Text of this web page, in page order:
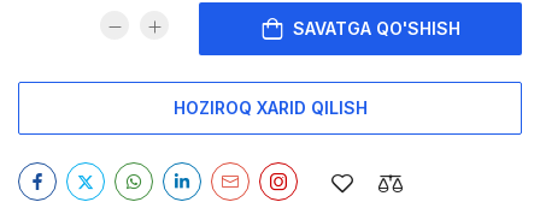
SAVATGA QO'SHISH
HOZIROQ XARID QILISH